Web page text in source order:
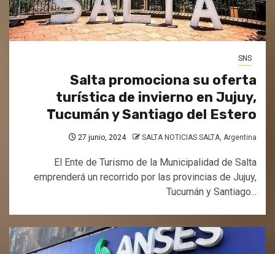
SNS
Salta promociona su oferta
turística de invierno en Jujuy,
Tucumán y Santiago del Estero
27 junio, 2024 SALTA NOTICIAS SALTA, Argentina
El Ente de Turismo de la Municipalidad de Salta
emprenderá un recorrido por las provincias de Jujuy,
Tucumán y Santiago...